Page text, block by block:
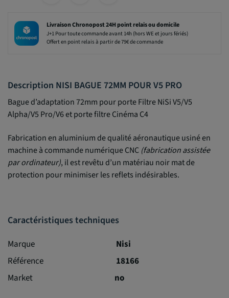
Livraison Chronopost 24H point relais ou domicile
J+1 Pour toute commande avant 14h (hors WE et jours fériés)
Offert en point relais à partir de 79€ de commande
Description NISI BAGUE 72MM POUR V5 PRO
Bague d’adaptation 72mm pour porte Filtre NiSi V5/V5
Alpha/V5 Pro/V6 et porte filtre Cinéma C4
Fabrication en aluminium de qualité aéronautique usiné en
machine à commande numérique CNC (fabrication assistée
par ordinateur), il est revêtu d’un matériau noir mat de
protection pour minimiser les reflets indésirables.
Caractéristiques techniques
Marque
Nisi
Référence
18166
Market
no